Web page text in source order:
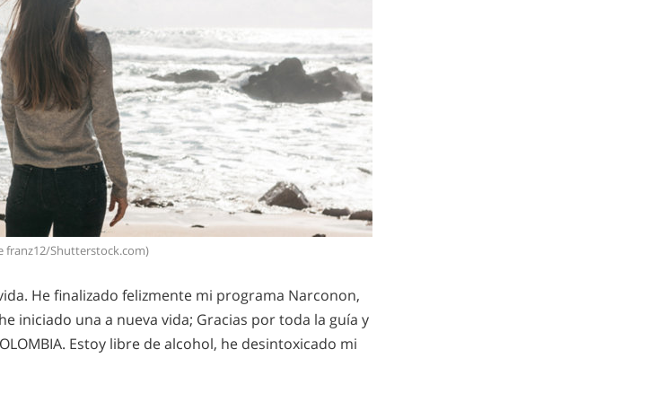
franz12/Shutterstock.com)
He finalizado felizmente mi programa Narconon,
iniciado una a nueva vida; Gracias por toda la guía y
Estoy libre de alcohol, he desintoxicado mi